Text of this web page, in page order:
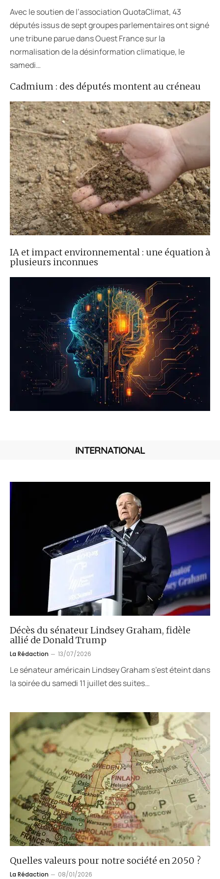
Cadmium : des députés montent au créneau
IA et impact environnemental : une équation à
plusieurs inconnues
Avec le soutien de l’association QuotaClimat, 43
députés issus de sept groupes parlementaires ont signé
une tribune parue dans Ouest France sur la
normalisation de la désinformation climatique, le
samedi…
INTERNATIONAL
Décès du sénateur Lindsey Graham, fidèle
allié de Donald Trump
La Rédaction 13/07/2026
Le sénateur américain Lindsey Graham s’est éteint dans
la soirée du samedi 11 juillet des suites…
Quelles valeurs pour notre société en 2050 ?
La Rédaction 08/01/2026